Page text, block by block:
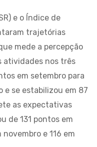
e o Índice de
trajetórias
mede a percepção
atividades nos três
em setembro para
e se estabilizou em 87
as expectativas
de 131 pontos em
e 116 em